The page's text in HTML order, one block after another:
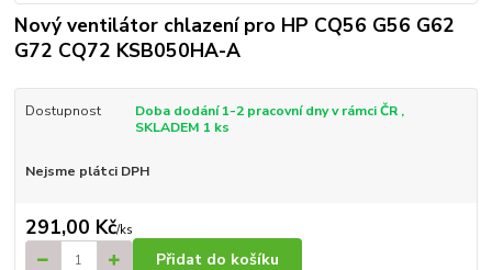
Nový ventilátor chlazení pro HP CQ56 G56 G62
G72 CQ72 KSB050HA-A
Dostupnost
Doba dodání 1-2 pracovní dny v rámci ČR ,
SKLADEM 1 ks
Nejsme plátci DPH
291,00 Kč/ks
Přidat do košíku